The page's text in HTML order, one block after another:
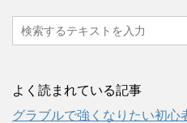
よく読まれている記事
グラブルで強くなりたい初心